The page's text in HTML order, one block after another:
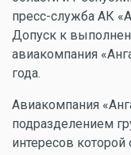
пресс-служба АК
Допуск к
авиакомпания
года.
Авиакомпания
подразделением
интересов